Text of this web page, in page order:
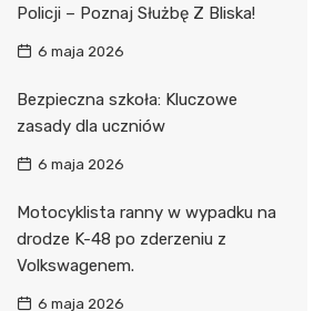
Policji – Poznaj Służbę Z Bliska!
6 maja 2026
Bezpieczna szkoła: Kluczowe
zasady dla uczniów
6 maja 2026
Motocyklista ranny w wypadku na
drodze K-48 po zderzeniu z
Volkswagenem.
6 maja 2026